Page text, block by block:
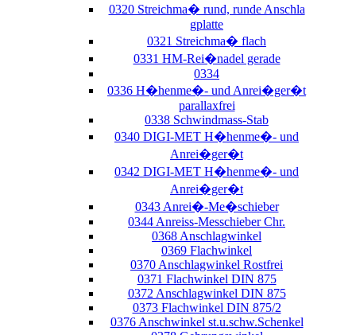
0320 Streichma� rund, runde Anschla
gplatte
0321 Streichma� flach
0331 HM-Rei�nadel gerade
0334
0336 H�henme�- und Anrei�ger�t
parallaxfrei
0338 Schwindmass-Stab
0340 DIGI-MET H�henme�- und
Anrei�ger�t
0342 DIGI-MET H�henme�- und
Anrei�ger�t
0343 Anrei�-Me�schieber
0344 Anreiss-Messchieber Chr.
0368 Anschlagwinkel
0369 Flachwinkel
0370 Anschlagwinkel Rostfrei
0371 Flachwinkel DIN 875
0372 Anschlagwinkel DIN 875
0373 Flachwinkel DIN 875/2
0376 Anschwinkel st.u.schw.Schenkel